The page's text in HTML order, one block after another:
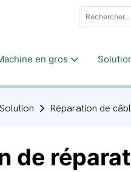
en gros
Solution Réparation de
de